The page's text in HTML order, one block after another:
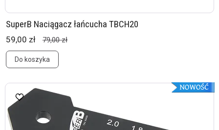
SuperB Naciągacz łańcucha TBCH20
59,00 zł 79,00 zł
Do koszyka